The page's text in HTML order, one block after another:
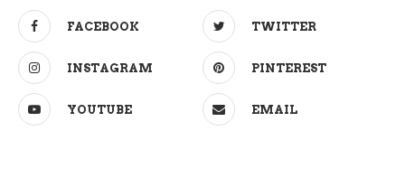
FACEBOOK TWITTER
INSTAGRAM PINTEREST
YOUTUBE EMAIL